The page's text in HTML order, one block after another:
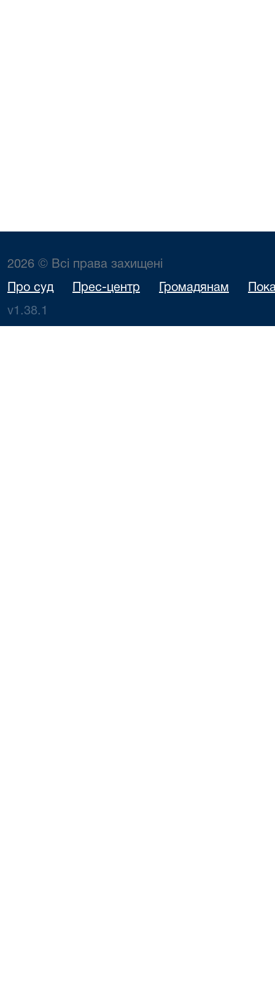
2026 © Всі права захищені
Про суд Прес-центр Громадянам
v1.38.1